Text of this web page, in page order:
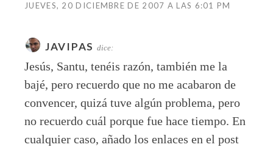
JUEVES, 20 DICIEMBRE DE 2007 A LAS 6:01 PM
JAVIPAS dice:
Jesús, Santu, tenéis razón, también me la
bajé, pero recuerdo que no me acabaron de
convencer, quizá tuve algún problema, pero
no recuerdo cuál porque fue hace tiempo. En
cualquier caso, añado los enlaces en el post